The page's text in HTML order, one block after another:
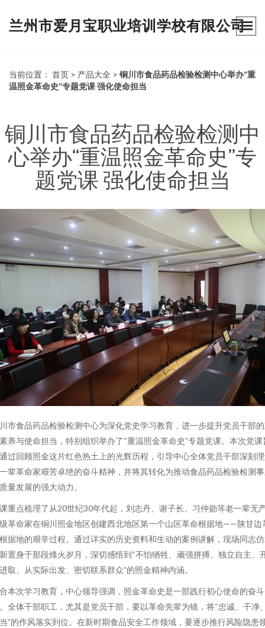
兰州市爱月宝职业培训学校有限公司
当前位置： 首页 > 产品大全 > 铜川市食品药品检验检测中心举办“重
温照金革命史”专题党课 强化使命担当
铜川市食品药品检验检测中
心举办“重温照金革命史”专
题党课 强化使命担当
市食品药品检验检测中心为深化党史学习教育，进一步提升党员干部
养与使命担当，特别组织举办了“重温照金革命史”专题党课。本次党课
过回顾照金这片红色热土上的光辉历程，引导中心全体党员干部深刻
辈革命家艰苦卓绝的奋斗精神，并将其转化为推动食品药品检验检测
量发展的强大动力。
重点梳理了从20世纪30年代起，刘志丹、谢子长、习仲勋等老一辈无
革命家在铜川照金地区创建西北地区第一个山区革命根据地——陕甘边
据地的艰辛过程。通过详实的历史资料和生动的案例讲解，现场同志
置身于那段烽火岁月，深切感悟到“不怕牺牲、顽强拼搏、独立自主、
取、从实际出发、密切联系群众”的照金精神内涵。
本次学习教育，中心领导强调，照金革命史是一部践行初心使命的奋斗
全体干部职工，尤其是党员干部，要以革命先辈为镜，将“忠诚、干净
”的作风落实到位。在新时期食品安全工作领域，要逐步推行风险隐患